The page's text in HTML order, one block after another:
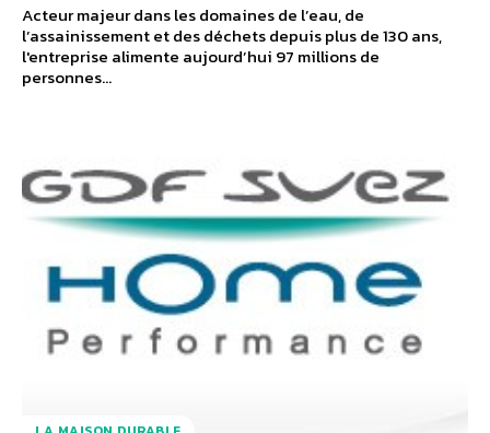
Acteur majeur dans les domaines de l’eau, de
l’assainissement et des déchets depuis plus de 130 ans,
l'entreprise alimente aujourd’hui 97 millions de
personnes...